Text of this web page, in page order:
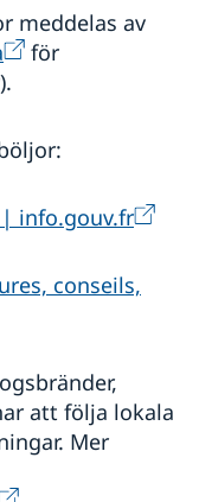
Sveriges
meddelas av
för
| info.gouv.fr
conseils,
att följa lokala
Mer